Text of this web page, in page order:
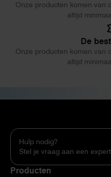
Onze producten komen van
altijd
De
Onze producten komen van
altijd
Hulp nodig?
Stel je vraag aan een expert
Producten